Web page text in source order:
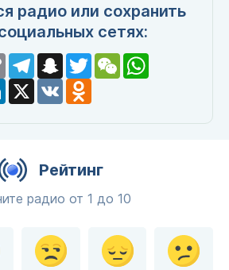
радио или сохранить
сетях:
Copy
Link
TelegramSnapchat
TwitterWeChatWhatsApp
LinkedIn
X VK Odnoklassniki
Рейтинг
радио от 1 до 10